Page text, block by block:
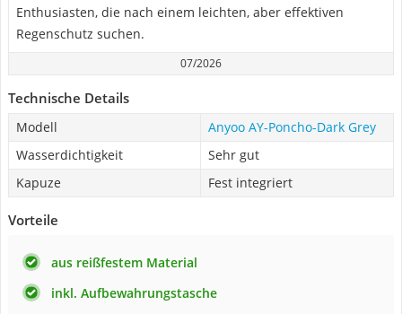
Enthusiasten, die nach einem leichten, aber effektiven
Regenschutz suchen.
07/2026
Technische Details
Modell
Anyoo ‎AY-Poncho-Dark Grey
Wasserdichtigkeit
Sehr gut
Kapuze
Fest integriert
Vorteile
aus reißfestem Material
inkl. Aufbewahrungstasche